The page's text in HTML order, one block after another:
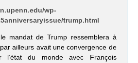
wp-
trump.html
mandat de Trump ressemblera à
ailleurs avait une convergence de
du monde avec François